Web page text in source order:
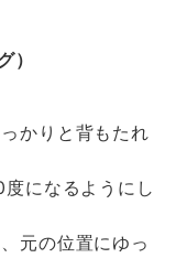
）
かりと背もたれ
になるようにし
元の位置にゆっ